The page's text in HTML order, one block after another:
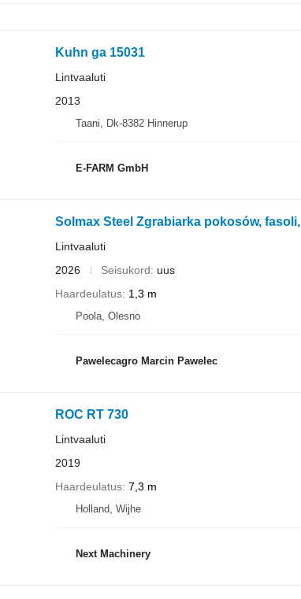
Kuhn ga 15031
Lintvaaluti
2013
Taani, Dk-8382 Hinnerup
E-FARM GmbH
Solmax Steel Zgrabiarka pokosów,
Lintvaaluti
2026
Seisukord
uus
Haardeulatus 1,3 m
Poola, Olesno
Pawelecagro Marcin Pawelec
ROC RT 730
Lintvaaluti
2019
Haardeulatus 7,3 m
Holland, Wijhe
Next Machinery